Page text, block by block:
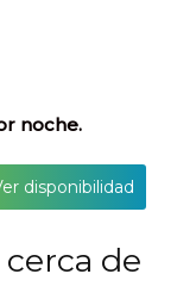
noche.
disponibilidad
de